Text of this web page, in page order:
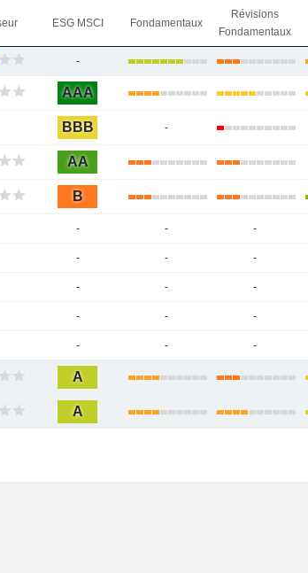
ESG MSCI Fondamentaux
Révisions
Fondamentaux
-
AAA
BBB -
AA
B
- - -
- - -
- - -
- - -
- - -
A
A